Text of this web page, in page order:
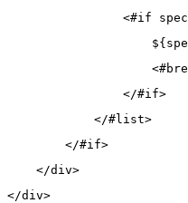
<#if
</#if>
</#list>
</#if>
</div>
</div>